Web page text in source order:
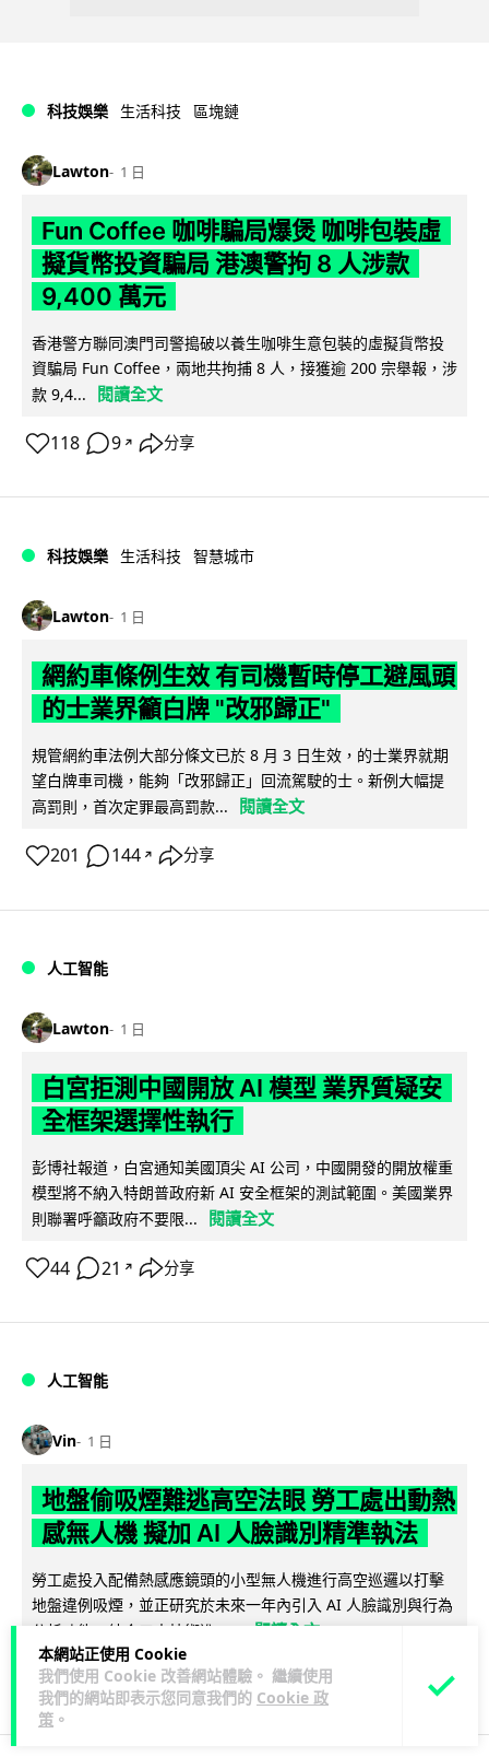
本網站正使用 Cookie
我們使用 Cookie 改善網站體驗。 繼續使用
我們的網站即表示您同意我們的 Cookie 政
策 。
科技娛樂 生活科技 區塊鏈
Lawton 1 日
Fun Coffee 咖啡騙局爆煲 咖啡包裝虛
擬貨幣投資騙局 港澳警拘 8 人涉款
9,400 萬元
香港警方聯同澳門司警搗破以養生咖啡生意包裝的虛擬貨幣投
資騙局 Fun Coffee，兩地共拘捕 8 人，接獲逾 200 宗舉報，涉
款 9,4...
閱讀全文
118 9 ↗ 分享
科技娛樂 生活科技 智慧城市
Lawton 1 日
網約車條例生效 有司機暫時停工避風頭
的士業界籲白牌 "改邪歸正"
規管網約車法例大部分條文已於 8 月 3 日生效，的士業界就期
望白牌車司機，能夠「改邪歸正」回流駕駛的士。新例大幅提
高罰則，首次定罪最高罰款...
閱讀全文
201 144 ↗ 分享
人工智能
Lawton 1 日
白宮拒測中國開放 AI 模型 業界質疑安
全框架選擇性執行
彭博社報道，白宮通知美國頂尖 AI 公司，中國開發的開放權重
模型將不納入特朗普政府新 AI 安全框架的測試範圍。美國業界
則聯署呼籲政府不要限...
閱讀全文
44 21 ↗ 分享
人工智能
Vin 1 日
地盤偷吸煙難逃高空法眼 勞工處出動熱
感無人機 擬加 AI 人臉識別精準執法
勞工處投入配備熱感應鏡頭的小型無人機進行高空巡邏以打擊
地盤違例吸煙，並正研究於未來一年內引入 AI 人臉識別與行為
分析功能，結合三大技術進一... 閱讀全文
245 55 ↗ 分享